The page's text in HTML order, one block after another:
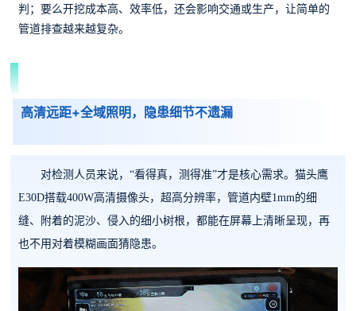
判；要么开挖成本高、效率低，还会影响交通或生产，让简单的
管道排查越来越复杂。
高清远距+全域照明，隐患细节不遗漏
对检测人员来说，“看得真，测得准”才是核心需求。猫头鹰
E30D搭载400W高清摄像头，超高分辨率，管道内壁1mm的细
缝、附着的泥沙、侵入的细小树根，都能在屏幕上清晰呈现，再
也不用对着模糊画面猜隐患。